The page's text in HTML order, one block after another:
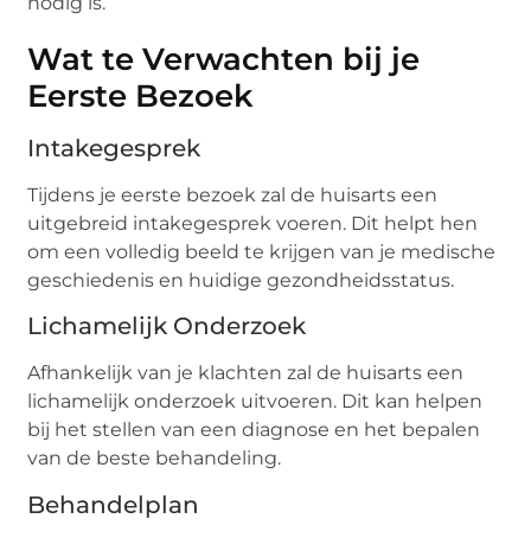
Wat te Verwachten bij je
Eerste Bezoek
Intakegesprek
Tijdens je eerste bezoek zal de huisarts een
uitgebreid intakegesprek voeren. Dit helpt hen
om een volledig beeld te krijgen van je medische
geschiedenis en huidige gezondheidsstatus.
Lichamelijk Onderzoek
Afhankelijk van je klachten zal de huisarts een
lichamelijk onderzoek uitvoeren. Dit kan helpen
bij het stellen van een diagnose en het bepalen
van de beste behandeling.
Behandelplan